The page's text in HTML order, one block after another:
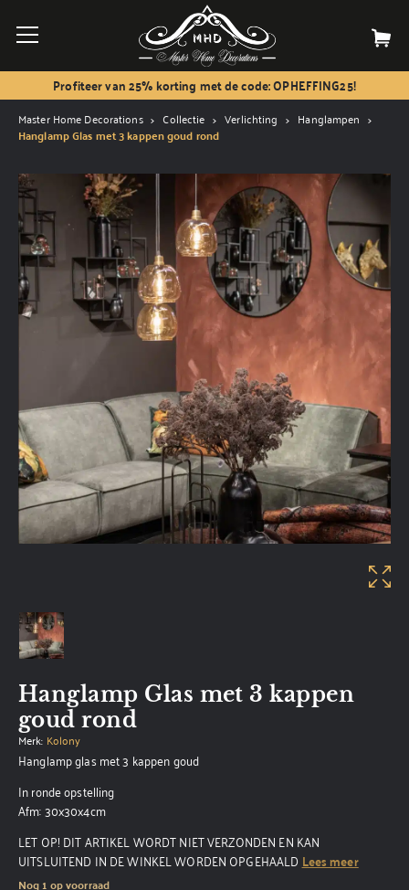
Profiteer van 25% korting met de code: OPHEFFING25!
Master Home Decorations Collectie Verlichting Hanglampen
Hanglamp Glas met 3 kappen goud rond
Hanglamp Glas met 3 kappen
goud rond
Merk: Kolony
Hanglamp glas met 3 kappen goud
In ronde opstelling
Afm: 30x30x4cm
LET OP! DIT ARTIKEL WORDT NIET VERZONDEN EN KAN
UITSLUITEND IN DE WINKEL WORDEN OPGEHAALDLees meer
Nog 1 op voorraad